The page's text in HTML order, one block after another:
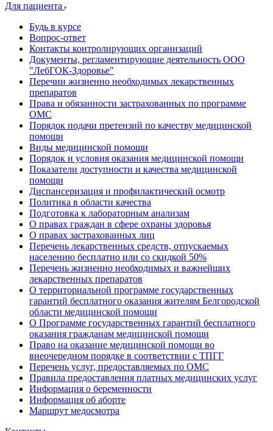
Для пациента
Будь в курсе
Вопрос-ответ
Контакты контролирующих организаций
Документы, регламентирующие деятельность ООО
"ЛебГОК-Здоровье"
Перечни жизненно необходимых лекарственных
препаратов
Права и обязанности застрахованных по программе
ОМС
Порядок подачи претензий по качеству медицинской
помощи
Виды медицинской помощи
Порядок и условия оказания медицинской помощи
Показатели доступности и качества медицинской
помощи
Диспансеризация и профилактический осмотр
Политика в области качества
Подготовка к лабораторным анализам
О правах граждан в сфере охраны здоровья
О правах застрахованных лиц
Перечень лекарственных средств, отпускаемых
населению бесплатно или со скидкой 50%
Перечень жизненно необходимых и важнейших
лекарственных препаратов
О территориальной программе государственных
гарантий бесплатного оказания жителям Белгородской
области медицинской помощи
О Программе государственных гарантий бесплатного
оказания гражданам медицинской помощи
Право на оказание медицинской помощи во
внеочередном порядке в соответствии с ТПГГ
Перечень услуг, предоставляемых по ОМС
Правила предоставления платных медицинских услуг
Информация о беременности
Информация об аборте
Маршрут медосмотра